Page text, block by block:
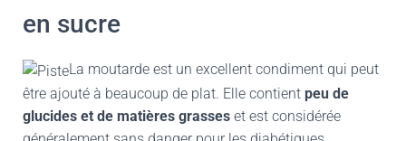
en sucre
La moutarde est un excellent condiment qui peut
être ajouté à beaucoup de plat. Elle contient peu de
glucides et de matières grasses et est considérée